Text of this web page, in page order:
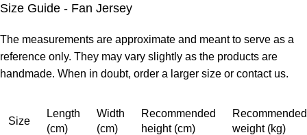
Size Guide - Fan Jersey
The measurements are approximate and meant to serve as a
reference only. They may vary slightly as the products are
handmade. When in doubt, order a larger size or contact us.
Size
Length
(cm)
Width
(cm)
Recommended
height (cm)
Recommended
weight (kg)